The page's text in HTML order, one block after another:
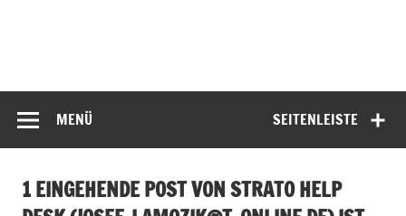
SEITENLEISTE
MENÜ
1 EINGEHENDE POST VON STRATO HELP